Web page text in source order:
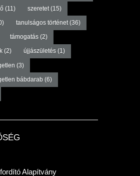
(11) szeretet(15)
tanulságos történet(36)
támogatás(2)
(2) újjászületés(1)
(3)
bábdarab (6)
Alapítvány